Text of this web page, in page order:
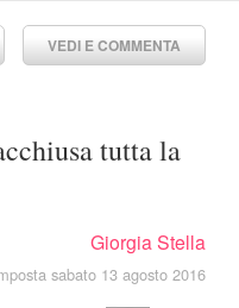
VEDI E COMMENTA
tutta la
Giorgia Stella
sabato 13 agosto 2016